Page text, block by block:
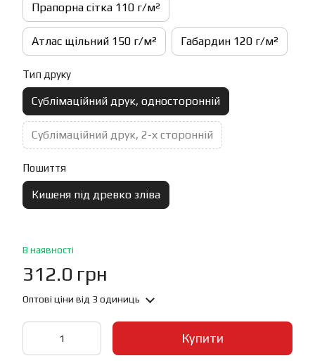
Прапорна сітка 110 г/м²
Атлас щільний 150 г/м² Габардин 120 г/м²
Тип друку
Сублімаційний друк, односторонній
Сублімаційний друк, 2-х сторонній
Пошиття
Кишеня під древко зліва
В наявності
312.0 грн
Оптові ціни від 3 одиниць
Купити